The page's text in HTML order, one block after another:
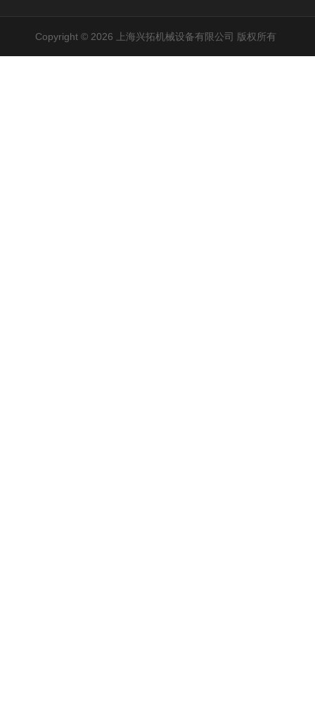
Copyright © 2026 上海兴拓机械设备有限公司 版权所有